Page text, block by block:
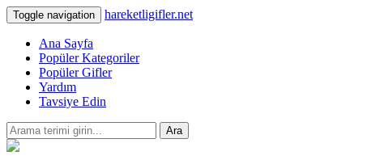
Toggle navigation hareketligifler.net
Ana Sayfa
Popüler Kategoriler
Popüler Gifler
Yardım
Tavsiye Edin
Ara